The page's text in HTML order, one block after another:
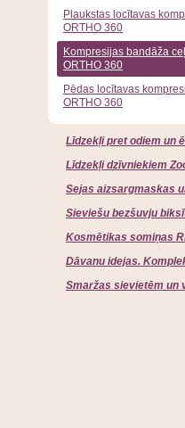
Plaukstas locītavas
ORTHO 360
Kompresijas bandāža
ORTHO 360
Pēdas locītavas
ORTHO 360
Līdzekļi pret odiem un
Līdzekļi dzīvniekiem
Sejas aizsargmaskas
Sieviešu bezšuvju
Kosmētikas somiņas
Dāvanu idejas.
Smaržas sievietēm un